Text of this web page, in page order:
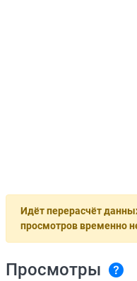
Идёт перерасчёт
просмотров временно
Просмотры